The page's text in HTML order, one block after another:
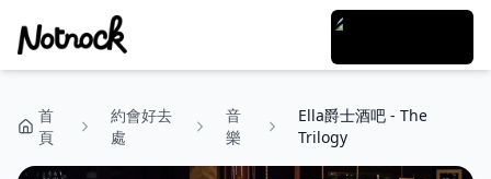
首
頁
約會好去
處
音
樂
Ella爵士酒吧 - The
Trilogy